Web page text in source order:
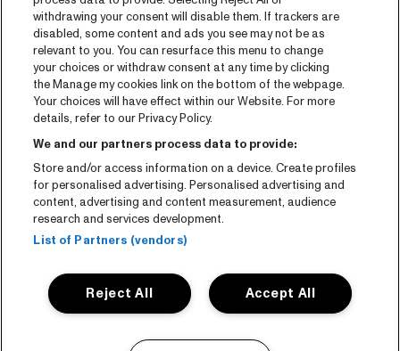
CNSJ26 Spotify playlist
Facebook
Instagram
YouTube
Algemene voorwaarden
Cookie policy
Privacy statement
withdrawing your consent will disable them. If trackers are
disabled, some content and ads you see may not be as
relevant to you. You can resurface this menu to change
your choices or withdraw consent at any time by clicking
the Manage my cookies link on the bottom of the webpage.
Your choices will have effect within our Website. For more
details, refer to our Privacy Policy.
We and our partners process data to provide:
Store and/or access information on a device. Create profiles
for personalised advertising. Personalised advertising and
content, advertising and content measurement, audience
research and services development.
List of Partners (vendors)
Accept All
Reject All